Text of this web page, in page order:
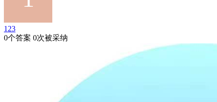
123
0个答案 0次被采纳